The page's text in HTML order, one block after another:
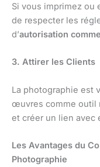
Si vous imprimez ou
de respecter les
d’autorisation
3. Attirer les Clients
La photographie est
œuvres comme outil
et créer un lien avec
Les Avantages du
Photographie